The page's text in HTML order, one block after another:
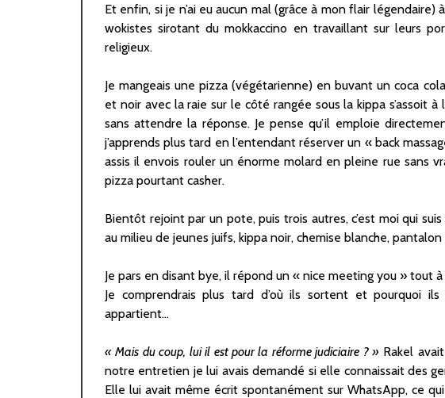
Et enfin, si je n’ai eu aucun mal (grâce à mon flair
wokistes sirotant du mokkaccino en travaillant sur leurs
religieux.
Je mangeais une pizza (végétarienne) en buvant un coca
et noir avec la raie sur le côté rangée sous la kippa s’assoit
sans attendre la réponse. Je pense qu’il emploie
j’apprends plus tard en l’entendant réserver un « back
assis il envois rouler un énorme molard en pleine rue sans
pizza pourtant casher.
Bientôt rejoint par un pote, puis trois autres, c’est moi qui
au milieu de jeunes juifs, kippa noir, chemise blanche, pantalon
Je pars en disant bye, il répond un « nice meeting you » tout
Je comprendrais plus tard d’où ils sortent et pourquoi
appartient…
« Mais du coup, lui il est pour la réforme judiciaire ? » Rakel
notre entretien je lui avais demandé si elle connaissait des
Elle lui avait même écrit spontanément sur WhatsApp, ce